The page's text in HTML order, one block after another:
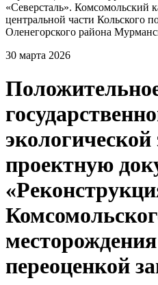
«Северсталь». Комсомольский
центральной части Кольского
Оленегорского района
30 марта 2026
проектную
переоценкой